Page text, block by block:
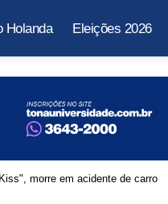
Holanda Eleições 2026
morre em acidente de carro